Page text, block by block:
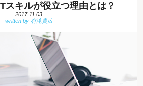
スキルが役立つ理由とは？
2017.11.03